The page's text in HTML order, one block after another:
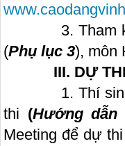
3. Tham khảo
(Phụ lục 3), môn
III. DỰ THI
1. Thí sinh có
thi (Hướng
Meeting để dự